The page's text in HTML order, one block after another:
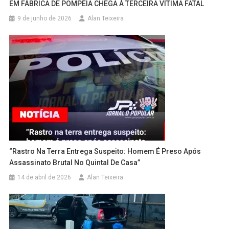
EM FÁBRICA DE POMPÉIA CHEGA À TERCEIRA VÍTIMA FATAL
9 de junho de 2026 Alan Teixeira
“Rastro Na Terra Entrega Suspeito: Homem É Preso Após
Assassinato Brutal No Quintal De Casa”
14 de abril de 2026 Alan Teixeira